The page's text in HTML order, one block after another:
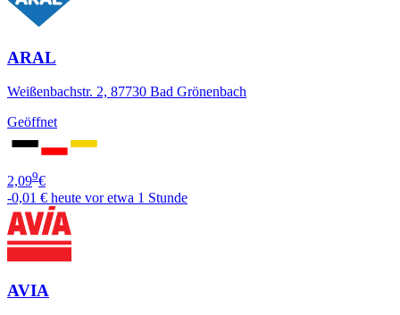
ARAL
Weißenbachstr. 2, 87730 Bad Grönenbach
Geöffnet
2,099€
-0,01 € heute vor etwa 1 Stunde
AVIA